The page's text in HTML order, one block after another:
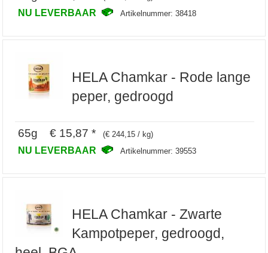
NU LEVERBAAR Artikelnummer: 38418
HELA Chamkar - Rode lange
peper, gedroogd
65g € 15,87 * (€ 244,15 / kg)
NU LEVERBAAR Artikelnummer: 39553
HELA Chamkar - Zwarte
Kampotpeper, gedroogd,